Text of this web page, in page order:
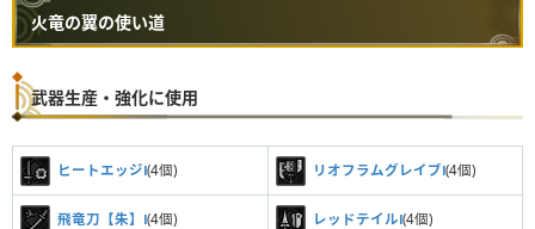
火竜の翼の使い道
武器生産・強化に使用
ヒートエッジⅠ(4個) リオフラムグレイブⅠ(4個)
飛竜刀【朱】Ⅰ(4個) レッドテイルⅠ(4個)